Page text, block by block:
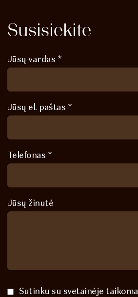
Susisiekite
Jūsų vardas *
Jūsų el. paštas *
Telefonas *
Jūsų žinutė
Sutinku su svetainėje taikoma